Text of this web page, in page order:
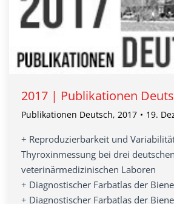
2017 | Publikationen
Publikationen Deutsch, 2017 19.
+ Reproduzierbarkeit und
Thyroxinmessung bei drei deutschen
veterinärmedizinischen Laboren
+ Diagnostischer Farbatlas der
+ Diagnostischer Farbatlas der